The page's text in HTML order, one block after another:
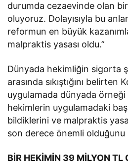
durumda cezaevinde olan
oluyoruz. Dolayısıyla bu
reformun en büyük
malpraktis yasası oldu.”
Dünyada hekimliğin sigorta
arasında sıkıştığını belirten
uygulamada dünyada örneği
hekimlerin uygulamadaki
bildiklerini ve malpraktis
son derece önemli
BİR HEKİMİN 39 MİLYON TL